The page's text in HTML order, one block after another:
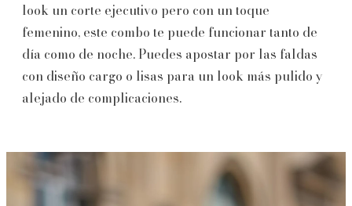
look un corte ejecutivo pero con un toque
femenino, este combo te puede funcionar tanto de
día como de noche. Puedes apostar por las faldas
con diseño cargo o lisas para un look más pulido y
alejado de complicaciones.